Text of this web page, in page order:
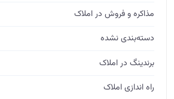
مذاکره و فروش در املاک
دسته‌بندی نشده
برندینگ در املاک
راه اندازی املاک